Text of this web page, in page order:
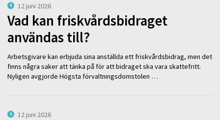
12 juni 2026
Vad kan friskvårdsbidraget
användas till?
Arbetsgivare kan erbjuda sina anställda ett friskvårdsbidrag, men det
finns några saker att tänka på för att bidraget ska vara skattefritt.
Nyligen avgjorde Högsta förvaltningsdomstolen …
12 juni 2026